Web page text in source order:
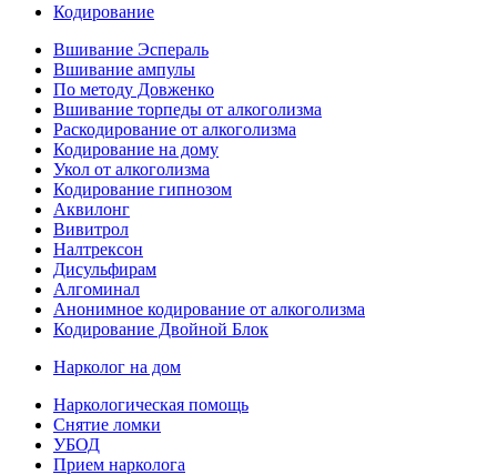
Кодирование
Вшивание Эспераль
Вшивание ампулы
По методу Довженко
Вшивание торпеды от алкоголизма
Раскодирование от алкоголизма
Кодирование на дому
Укол от алкоголизма
Кодирование гипнозом
Аквилонг
Вивитрол
Налтрексон
Дисульфирам
Алгоминал
Анонимное кодирование от алкоголизма
Кодирование Двойной Блок
Нарколог на дом
Наркологическая помощь
Снятие ломки
УБОД
Прием нарколога